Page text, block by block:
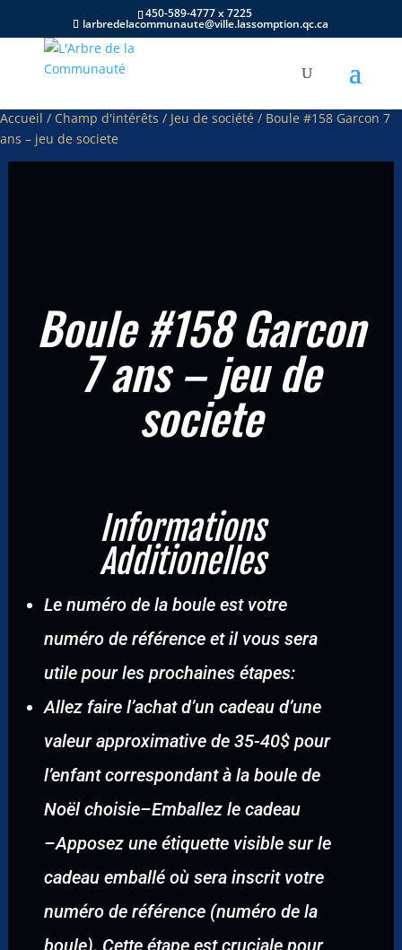
450-589-4777 x 7225
larbredelacommunaute@ville.lassomption.qc.ca
Accueil / Champ d'intérêts / Jeu de société / Boule #158 Garcon 7
ans – jeu de societe
Boule #158 Garcon
7 ans – jeu de
societe
Informations
Additionelles
Le numéro de la boule est votre
numéro de référence et il vous sera
utile pour les prochaines étapes:
Allez faire l’achat d’un cadeau d’une
valeur approximative de 35-40$ pour
l’enfant correspondant à la boule de
Noël choisie–Emballez le cadeau
–Apposez une étiquette visible sur le
cadeau emballé où sera inscrit votre
numéro de référence (numéro de la
boule). Cette étape est cruciale pour